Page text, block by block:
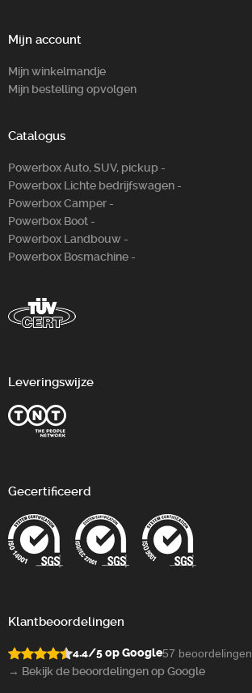
Mijn account
Mijn winkelmandje
Mijn bestelling opvolgen
Catalogus
Powerbox Auto, SUV, pickup -
Powerbox Lichte bedrijfswagen -
Powerbox Camper -
Powerbox Boot -
Powerbox Landbouw -
Powerbox Bosm­achine -
Leveringswijze
Gecertificeerd
Klantbeoordelingen
4.4/5 op Google57 beoordelingen
→ Bekijk de beoordelingen op Google